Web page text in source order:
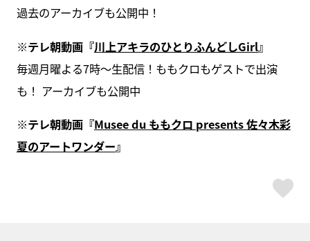
過去のアーカイブも公開中！
※テレ朝動画『川上アキラのひとりふんどしGirl』
毎週月曜よる7時〜生配信！ももクロもゲストで出演
も！ アーカイブも公開中
※テレ朝動画『Musee du ももクロ presents 佐々木彩
夏のアートワンダー』